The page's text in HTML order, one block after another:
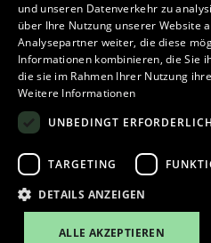
Impressum
Datenschutz
Barrierefreiheitserklärung
Cookie-Einstellungen
und unseren Datenverkehr zu
über Ihre Nutzung unserer Website
Analysepartner weiter, die diese
Informationen kombinieren, die Sie
die sie im Rahmen Ihrer Nutzung
Weitere Informationen
UNBEDINGT ERFORDERLICH
TARGETING
DETAILS ANZEIGEN
ALLE AKZEPTIEREN